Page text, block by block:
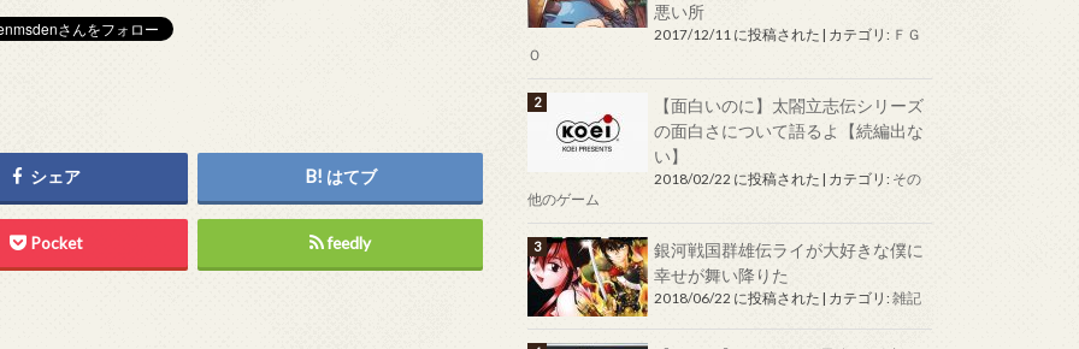
シェア はてブ
Pocket feedly
悪い所
2017/12/11 に投稿された カテゴリ: ＦＧ
Ｏ
【面白いのに】太閤立志伝シリーズ
の面白さについて語るよ【続編出な
い】
2018/02/22 に投稿された | カテゴリ: その
他のゲーム
銀河戦国群雄伝ライが大好きな僕に
幸せが舞い降りた
2018/06/22 に投稿された | カテゴリ: 雑記